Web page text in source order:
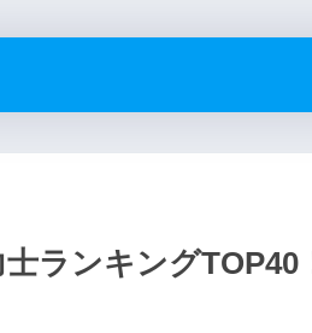
ランキングTOP40